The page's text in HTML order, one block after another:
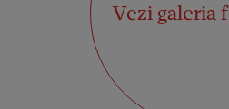
Vezi galeria